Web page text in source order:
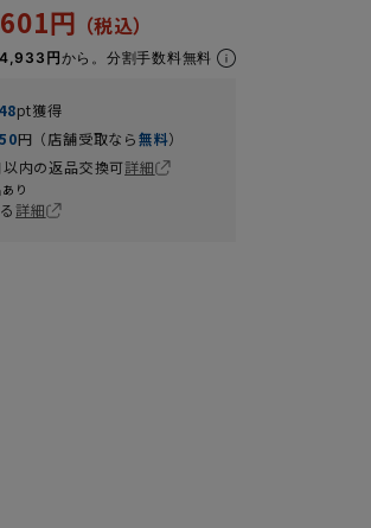
円
円から。分割手数料無料
pt獲得
円（店舗受取なら無料）
以内の返品交換可詳細
り
詳細